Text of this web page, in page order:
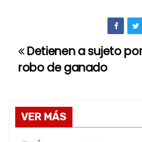
N
v
e
Detienen a sujeto
robo de ganado
VER MÁS